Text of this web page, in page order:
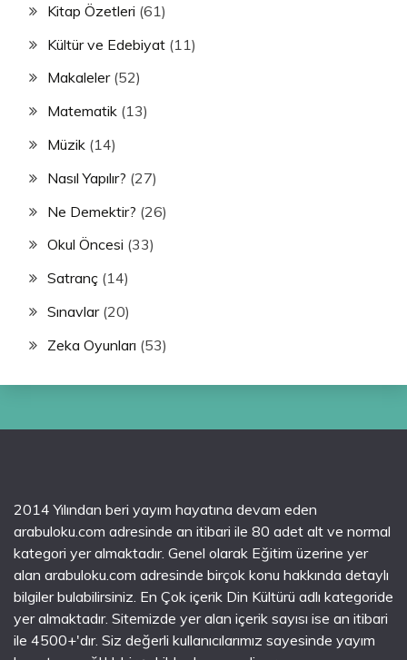
Kitap Özetleri (61)
Kültür ve Edebiyat (11)
Makaleler(52)
Matematik (13)
Müzik (14)
Nasıl Yapılır? (27)
Ne Demektir? (26)
Okul Öncesi (33)
Satranç (14)
Sınavlar(20)
Zeka Oyunları (53)
2014 Yılından beri yayım hayatına devam eden
arabuloku.com adresinde an itibari ile 80 adet alt ve normal
kategori yer almaktadır. Genel olarak Eğitim üzerine yer
alan arabuloku.com adresinde birçok konu hakkında detaylı
bilgiler bulabilirsiniz. En Çok içerik Din Kültürü adlı kategoride
yer almaktadır. Sitemizde yer alan içerik sayısı ise an itibari
ile 4500+'dır. Siz değerli kullanıcılarımız sayesinde yayım